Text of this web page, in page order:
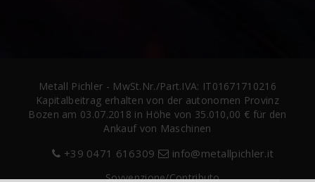
Metall Pichler - MwSt.Nr./Part.IVA: IT01671710216
Kapitalbeitrag erhalten von der autonomen Provinz
Bozen am 03.07.2018 in Höhe von 35.010,00 € für den
Ankauf von Maschinen
+39 0471 616309 info@metallpichler.it
Sovvenzione/Contributo